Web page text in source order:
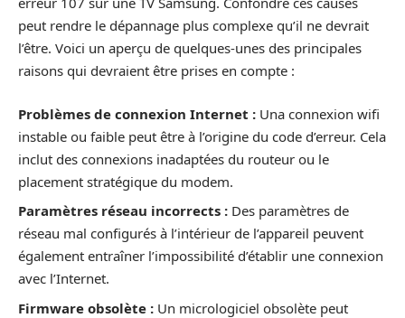
peut rendre le dépannage plus complexe qu’il ne devrait
l’être. Voici un aperçu de quelques-unes des principales
raisons qui devraient être prises en compte :
Problèmes de connexion Internet : Una connexion wifi
instable ou faible peut être à l’origine du code d’erreur. Cela
inclut des connexions inadaptées du routeur ou le
placement stratégique du modem.
Paramètres réseau incorrects : Des paramètres de
réseau mal configurés à l’intérieur de l’appareil peuvent
également entraîner l’impossibilité d’établir une connexion
avec l’Internet.
Firmware obsolète : Un micrologiciel obsolète peut